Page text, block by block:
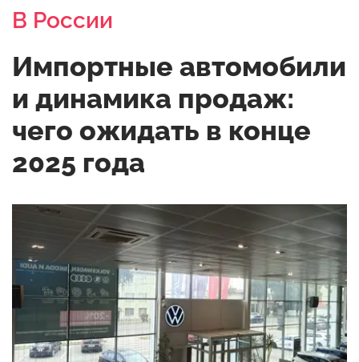
В России
Импортные автомобили
и динамика продаж:
чего ожидать в конце
2025 года